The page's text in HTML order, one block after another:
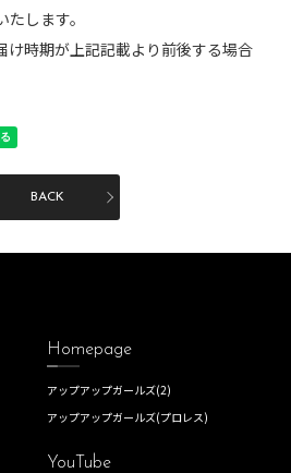
します。
け時期が上記記載より前後する場合
BACK
Homepage
アップアップガールズ(2)
アップアップガールズ(プロレス)
YouTube